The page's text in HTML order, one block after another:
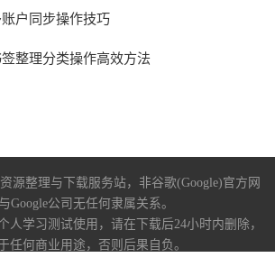
户同步操作技巧
整理分类操作高效方法
源整理与下载服务站，非谷歌(Google)官方网
Google公司无任何隶属关系。
人学习测试使用，请在下载后24小时内删除，
任何商业用途，否则后果自负。